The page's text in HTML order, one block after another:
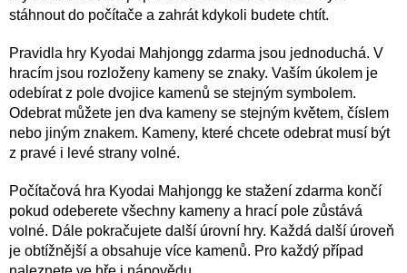
stáhnout do počítače a zahrát kdykoli budete chtít.
Pravidla hry Kyodai Mahjongg zdarma jsou jednoduchá. V
hracím jsou rozloženy kameny se znaky. Vaším úkolem je
odebírat z pole dvojice kamenů se stejným symbolem.
Odebrat můžete jen dva kameny se stejným květem, číslem
nebo jiným znakem. Kameny, které chcete odebrat musí být
z pravé i levé strany volné.
Počítačová hra Kyodai Mahjongg ke stažení zdarma končí
pokud odeberete všechny kameny a hrací pole zůstává
volné. Dále pokračujete další úrovní hry. Každá další úroveň
je obtížnější a obsahuje více kamenů. Pro každý případ